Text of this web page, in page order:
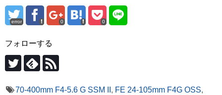
error 0 0
フォローする
70-400mm F4-5.6 G SSM II , FE 24-105mm F4G OSS,